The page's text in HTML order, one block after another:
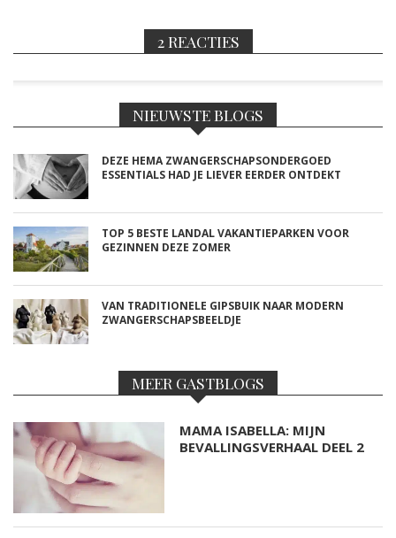
2 REACTIES
NIEUWSTE BLOGS
DEZE HEMA ZWANGERSCHAPSONDERGOED
ESSENTIALS HAD JE LIEVER EERDER ONTDEKT
TOP 5 BESTE LANDAL VAKANTIEPARKEN VOOR
GEZINNEN DEZE ZOMER
VAN TRADITIONELE GIPSBUIK NAAR MODERN
ZWANGERSCHAPSBEELDJE
MEER GASTBLOGS
MAMA ISABELLA: MIJN
BEVALLINGSVERHAAL DEEL 2